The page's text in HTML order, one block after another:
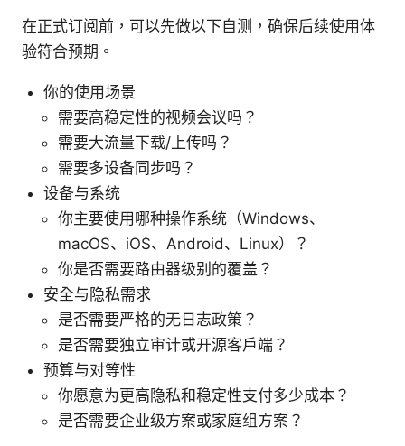
在正式订阅前，可以先做以下自测，确保后续使用体
验符合预期。
你的使用场景
需要高稳定性的视频会议吗？
需要大流量下载/上传吗？
需要多设备同步吗？
设备与系统
你主要使用哪种操作系统（Windows、
macOS、iOS、Android、Linux）？
你是否需要路由器级别的覆盖？
安全与隐私需求
是否需要严格的无日志政策？
是否需要独立审计或开源客户端？
预算与对等性
你愿意为更高隐私和稳定性支付多少成本？
是否需要企业级方案或家庭组方案？